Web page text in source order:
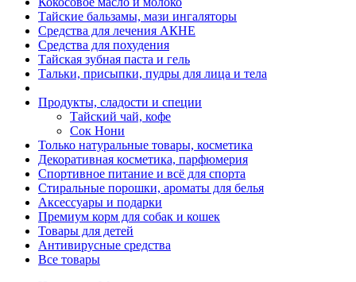
Тайские бальзамы, мази ингаляторы
Средства для лечения АКНЕ
Средства для похудения
Тайская зубная паста и гель
Тальки, присыпки, пудры для лица и тела
Продукты, сладости и специи
Тайский чай, кофе
Сок Нони
Только натуральные товары, косметика
Декоративная косметика, парфюмерия
Спортивное питание и всё для спорта
Стиральные порошки, ароматы для белья
Аксессуары и подарки
Премиум корм для собак и кошек
Товары для детей
Антивирусные средства
Все товары